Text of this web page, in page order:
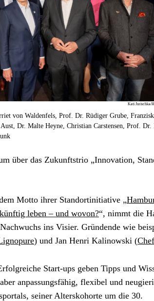
Kati Jurischka/
von Waldenfels, Prof. Dr. Rüdiger Grube,
Dr. Malte Heyne, Christian Carstensen, Prof. Dr.
über das Zukunftstrio „Innovation,
Motto ihrer Standortinitiative „
leben – und wovon?“, nimmt die
ins Visier. Gründende wie
) und Jan Henri Kalinowski (
Start-ups geben Tipps und
anpassungsfähig, flexibel und
seiner Alterskohorte um die 30.